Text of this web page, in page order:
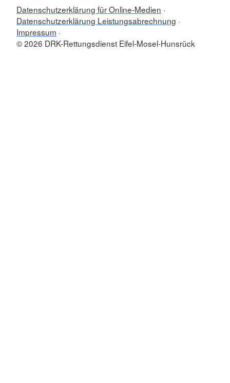
Datenschutzerklärung für Online-Medien
Datenschutzerklärung Leistungsabrechnung
Impressum
© 2026 DRK-Rettungsdienst Eifel-Mosel-Hunsrück